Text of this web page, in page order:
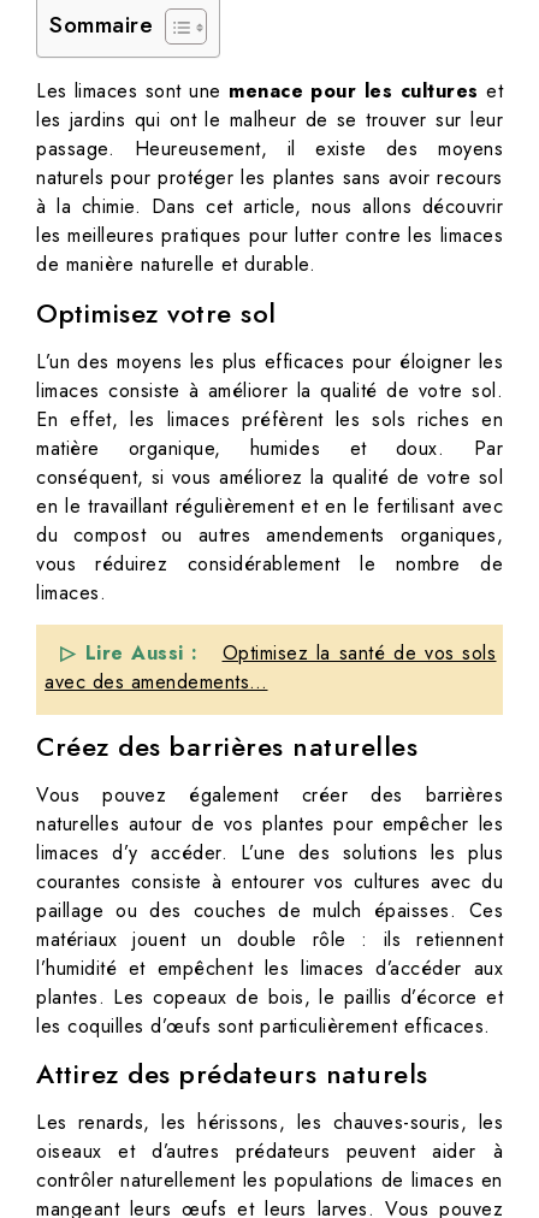
Sommaire
Les limaces sont une menace pour les cultures et
les jardins qui ont le malheur de se trouver sur leur
passage. Heureusement, il existe des moyens
naturels pour protéger les plantes sans avoir recours
à la chimie. Dans cet article, nous allons découvrir
les meilleures pratiques pour lutter contre les limaces
de manière naturelle et durable.
Optimisez votre sol
L’un des moyens les plus efficaces pour éloigner les
limaces consiste à améliorer la qualité de votre sol.
En effet, les limaces préfèrent les sols riches en
matière organique, humides et doux. Par
conséquent, si vous améliorez la qualité de votre sol
en le travaillant régulièrement et en le fertilisant avec
du compost ou autres amendements organiques,
vous réduirez considérablement le nombre de
limaces.
▷ Lire Aussi :
Optimisez la santé de vos sols
avec des amendements…
Créez des barrières naturelles
Vous pouvez également créer des barrières
naturelles autour de vos plantes pour empêcher les
limaces d’y accéder. L’une des solutions les plus
courantes consiste à entourer vos cultures avec du
paillage ou des couches de mulch épaisses. Ces
matériaux jouent un double rôle : ils retiennent
l’humidité et empêchent les limaces d’accéder aux
plantes. Les copeaux de bois, le paillis d’écorce et
les coquilles d’œufs sont particulièrement efficaces.
Attirez des prédateurs naturels
Les renards, les hérissons, les chauves-souris, les
oiseaux et d’autres prédateurs peuvent aider à
contrôler naturellement les populations de limaces en
mangeant leurs œufs et leurs larves. Vous pouvez